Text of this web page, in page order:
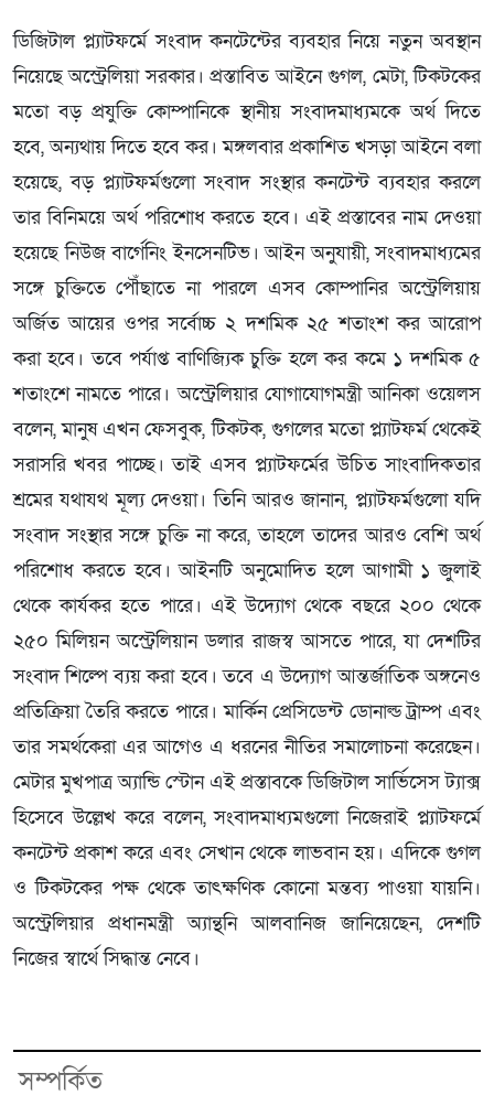
ডিজিটাল প্ল্যাটফর্মে সংবাদ কনটেন্টের ব্যবহার নিয়ে নতুন অবস্থান
নিয়েছে অস্ট্রেলিয়া সরকার। প্রস্তাবিত আইনে গুগল, মেটা, টিকটকের
মতো বড় প্রযুক্তি কোম্পানিকে স্থানীয় সংবাদমাধ্যমকে অর্থ দিতে
হবে, অন্যথায় দিতে হবে কর। মঙ্গলবার প্রকাশিত খসড়া আইনে বলা
হয়েছে, বড় প্ল্যাটফর্মগুলো সংবাদ সংস্থার কনটেন্ট ব্যবহার করলে
তার বিনিময়ে অর্থ পরিশোধ করতে হবে। এই প্রস্তাবের নাম দেওয়া
হয়েছে নিউজ বার্গেনিং ইনসেনটিভ। আইন অনুযায়ী, সংবাদমাধ্যমের
সঙ্গে চুক্তিতে পৌঁছাতে না পারলে এসব কোম্পানির অস্ট্রেলিয়ায়
অর্জিত আয়ের ওপর সর্বোচ্চ ২ দশমিক ২৫ শতাংশ কর আরোপ
করা হবে। তবে পর্যাপ্ত বাণিজ্যিক চুক্তি হলে কর কমে ১ দশমিক ৫
শতাংশে নামতে পারে। অস্ট্রেলিয়ার যোগাযোগমন্ত্রী আনিকা ওয়েলস
বলেন, মানুষ এখন ফেসবুক, টিকটক, গুগলের মতো প্ল্যাটফর্ম থেকেই
সরাসরি খবর পাচ্ছে। তাই এসব প্ল্যাটফর্মের উচিত সাংবাদিকতার
শ্রমের যথাযথ মূল্য দেওয়া। তিনি আরও জানান, প্ল্যাটফর্মগুলো যদি
সংবাদ সংস্থার সঙ্গে চুক্তি না করে, তাহলে তাদের আরও বেশি অর্থ
পরিশোধ করতে হবে। আইনটি অনুমোদিত হলে আগামী ১ জুলাই
থেকে কার্যকর হতে পারে। এই উদ্যোগ থেকে বছরে ২০০ থেকে
২৫০ মিলিয়ন অস্ট্রেলিয়ান ডলার রাজস্ব আসতে পারে, যা দেশটির
সংবাদ শিল্পে ব্যয় করা হবে। তবে এ উদ্যোগ আন্তর্জাতিক অঙ্গনেও
প্রতিক্রিয়া তৈরি করতে পারে। মার্কিন প্রেসিডেন্ট ডোনাল্ড ট্রাম্প এবং
তার সমর্থকেরা এর আগেও এ ধরনের নীতির সমালোচনা করেছেন।
মেটার মুখপাত্র অ্যান্ডি স্টোন এই প্রস্তাবকে ডিজিটাল সার্ভিসেস ট্যাক্স
হিসেবে উল্লেখ করে বলেন, সংবাদমাধ্যমগুলো নিজেরাই প্ল্যাটফর্মে
কনটেন্ট প্রকাশ করে এবং সেখান থেকে লাভবান হয়। এদিকে গুগল
ও টিকটকের পক্ষ থেকে তাৎক্ষণিক কোনো মন্তব্য পাওয়া যায়নি।
অস্ট্রেলিয়ার প্রধানমন্ত্রী অ্যান্থনি আলবানিজ জানিয়েছেন, দেশটি
নিজের স্বার্থে সিদ্ধান্ত নেবে।
সম্পর্কিত